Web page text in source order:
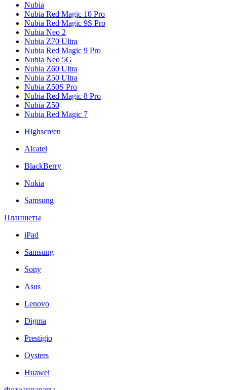
Nubia
Nubia Red Magic 10 Pro
Nubia Red Magic 9S Pro
Nubia Neo 2
Nubia Z70 Ultra
Nubia Red Magic 9 Pro
Nubia Neo 5G
Nubia Z60 Ultra
Nubia Z50 Ultra
Nubia Z50S Pro
Nubia Red Magic 8 Pro
Nubia Z50
Nubia Red Magic 7
Highscreen
Alcatel
BlackBerry
Nokia
Samsung
Планшеты
iPad
Samsung
Sony
Asus
Lenovo
Digma
Prestigio
Oysters
Huawei